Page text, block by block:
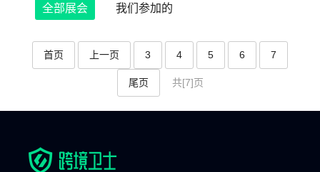
全部展会 我们参加的
首页 上一页 3 4 5 6 7
尾页 共[7]页